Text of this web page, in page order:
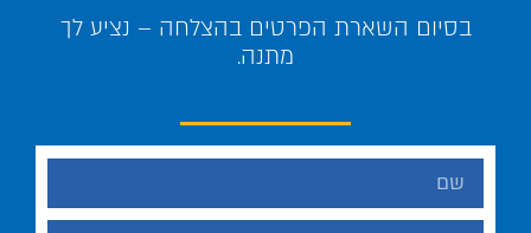
בסיום השארת הפרטים בהצלחה – נציע לך
מתנה.